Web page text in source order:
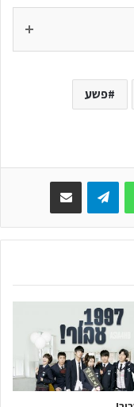
פשע
WhatsApp
Telegram